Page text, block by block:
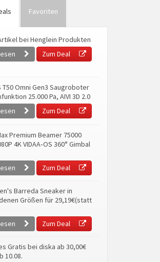
Favoriten
bei Henglein Produkten
Zum Deal
T50 Omni Gen3 Saugroboter
25.000 Pa, AIVI 3D 2.0
Zum Deal
Premium Beamer 75000
4K VIDAA‑OS 360° Gimbal
Zum Deal
Barreda Sneaker in
Größen für 29,19€(statt
Zum Deal
Gratis bei diska ab 30,00€
10.08.